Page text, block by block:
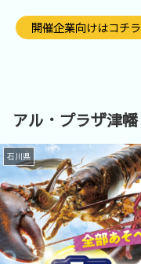
開催企業向けはコチラ
アル・プラザ津幡
石川県